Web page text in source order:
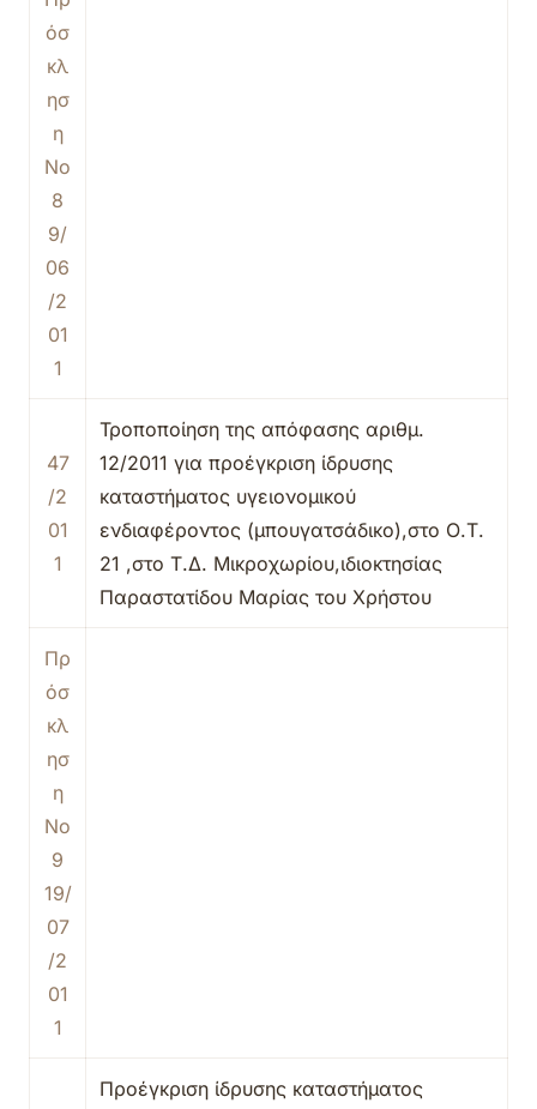
όσ
κλ
ησ
η
Νο
8
9/
06
/2
01
1
47
/2
01
1
Τροποποίηση της απόφασης αριθμ.
12/2011 για προέγκριση ίδρυσης
καταστήματος υγειονομικού
ενδιαφέροντος (μπουγατσάδικο),στο Ο.Τ.
21 ,στο Τ.Δ. Μικροχωρίου,ιδιοκτησίας
Παραστατίδου Μαρίας του Χρήστου
Πρ
όσ
κλ
ησ
η
Νο
9
19/
07
/2
01
1
Προέγκριση ίδρυσης καταστήματος